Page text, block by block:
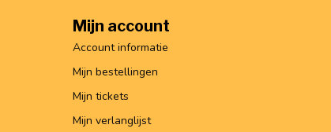
Mijn account
Account informatie
Mijn bestellingen
Mijn tickets
Mijn verlanglijst